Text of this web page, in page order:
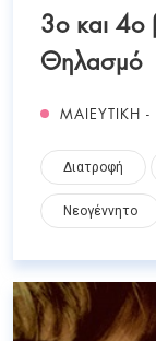
3ο και 4ο
Θηλασμό
ΜΑΙΕΥΤΙΚΗ
Διατροφή
Νεογέννητο